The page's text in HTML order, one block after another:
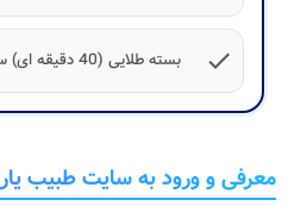
check بسته طلایی (40 دقیقه ای) سایت طبیب یار 24
معرفی و ورود به سایت طبیب یار 24